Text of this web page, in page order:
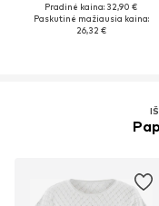
Pradinė kaina: 32,90 €
Paskutinė mažiausia kaina:
26,32 €